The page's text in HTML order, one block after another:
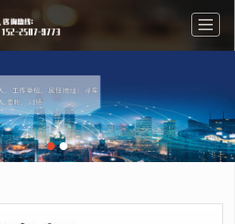
新闻动态 联系我们